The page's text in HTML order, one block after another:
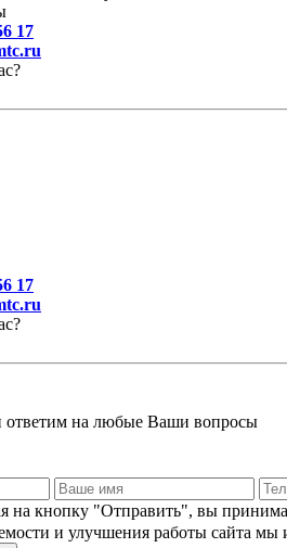
17
17
ответим на любые Ваши вопросы
на кнопку "Отправить", вы
и улучшения работы сайта